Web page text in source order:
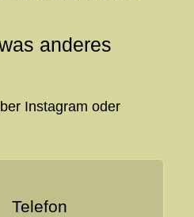
anderes
Instagram oder
Telefon